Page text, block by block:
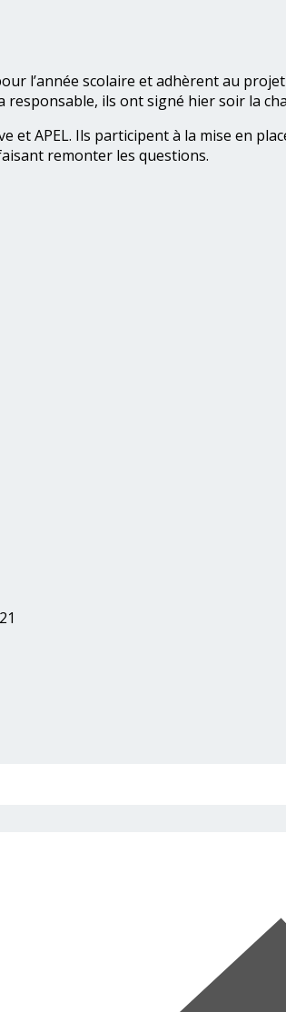
l’année scolaire et adhèrent au
responsable, ils ont signé hier soir la
APEL. Ils participent à la mise en
remonter les questions.